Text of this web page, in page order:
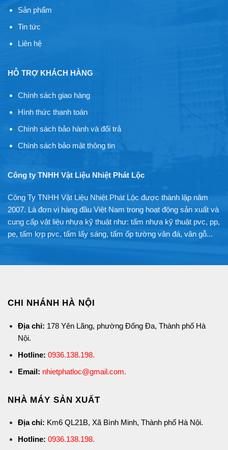
Sản phẩm
Tin tức
Liên hệ
HỖ TRỢ KHÁCH HÀNG
Chính sách giao hàng
Hình thức thanh toán
Chính sách bảo hành và đổi trả
Chính sách bảo mật thông tin
Công ty TNHH Vật Liệu Nhiệt Phát Lộc
Công Ty TNHH Vật Liệu Nhiệt Phát Lộc được thành lập năm
2007. Là đơn vị hàng đầu Việt Nam trong hoạt động sản xuất và
cung cấp vật liệu nhựa kỹ thuật như: tấm nhựa kỹ thuật pvc, pp,
pe, tấm lợp pvc, tấm lấy sáng, tấm ốp tường vân đá, vân gỗ...
CHI NHÁNH HÀ NỘI
Địa chỉ: 178 Yên Lãng, phường Đống Đa, Thành phố Hà
Nội.
Hotline: 0936.138.198.
Email: nhietphatloc@gmail.com.
NHÀ MÁY SẢN XUẤT
Địa chỉ: Km6 QL21B, Xã Bình Minh, Thành phố Hà Nội.
Hotline: 0936.138.198.